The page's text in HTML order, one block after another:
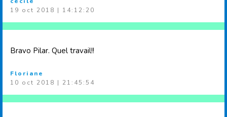
19 oct 2018 | 14:12:20
Bravo Pilar. Quel travail!!
Floriane
10 oct 2018 | 21:45:54